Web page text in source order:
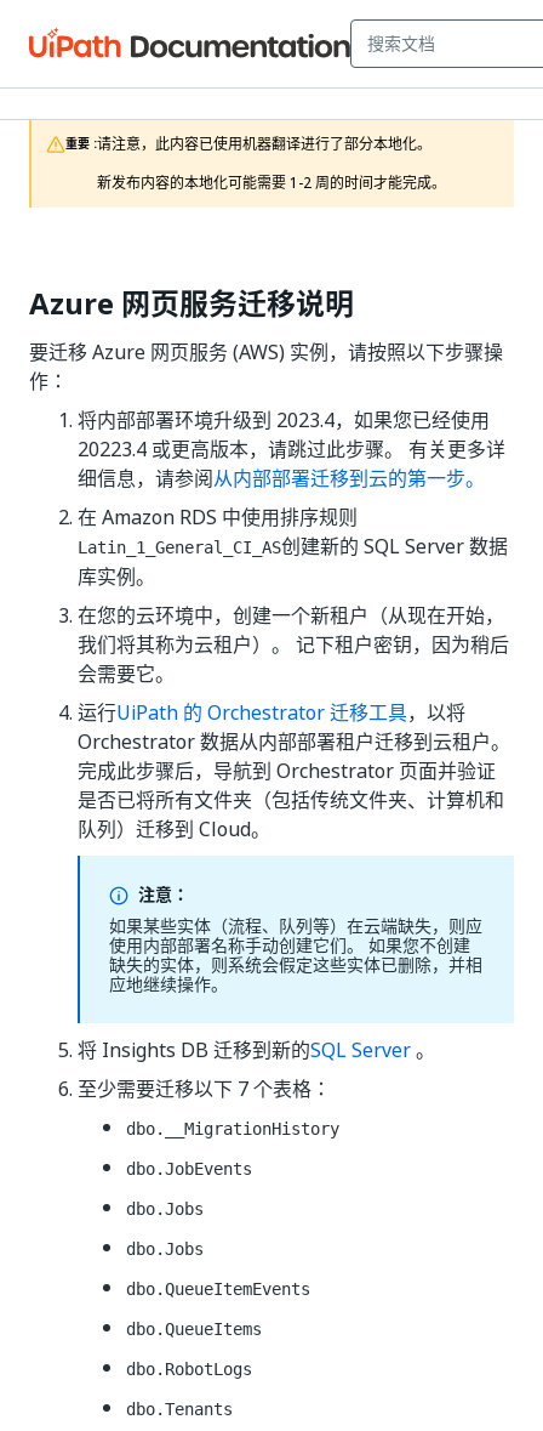
重要 :请注意，此内容已使用机器翻译进行了部分本地化。
新发布内容的本地化可能需要 1-2 周的时间才能完成。
Azure 网页服务迁移说明
要迁移 Azure 网页服务 (AWS) 实例，请按照以下步骤操
作：
将内部部署环境升级到 2023.4，如果您已经使用
20223.4 或更高版本，请跳过此步骤。 有关更多详
细信息，请参阅从内部部署迁移到云的第一步。
在 Amazon RDS 中使用排序规则
Latin_1_General_CI_AS创建新的 SQL Server 数据
库实例。
在您的云环境中，创建一个新租户（从现在开始，
我们将其称为云租户）。 记下租户密钥，因为稍后
会需要它。
运行UiPath 的 Orchestrator 迁移工具，以将
Orchestrator 数据从内部部署租户迁移到云租户。
完成此步骤后，导航到 Orchestrator 页面并验证
是否已将所有文件夹（包括传统文件夹、计算机和
队列）迁移到 Cloud。
注意：
如果某些实体（流程、队列等）在云端缺失，则应
使用内部部署名称手动创建它们。 如果您不创建
缺失的实体，则系统会假定这些实体已删除，并相
应地继续操作。
将 Insights DB 迁移到新的SQL Server。
至少需要迁移以下 7 个表格：
dbo.__MigrationHistory
dbo.JobEvents
dbo.Jobs
dbo.Jobs
dbo.QueueItemEvents
dbo.QueueItems
dbo.RobotLogs
dbo.Tenants